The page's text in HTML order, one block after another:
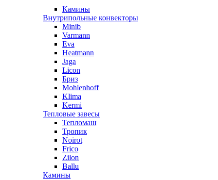
Камины
Внутрипольные конвекторы
Minib
Varmann
Eva
Heatmann
Jaga
Licon
Бриз
Mohlenhoff
Klima
Kermi
Тепловые завесы
Тепломаш
Тропик
Noirot
Frico
Zilon
Ballu
Камины